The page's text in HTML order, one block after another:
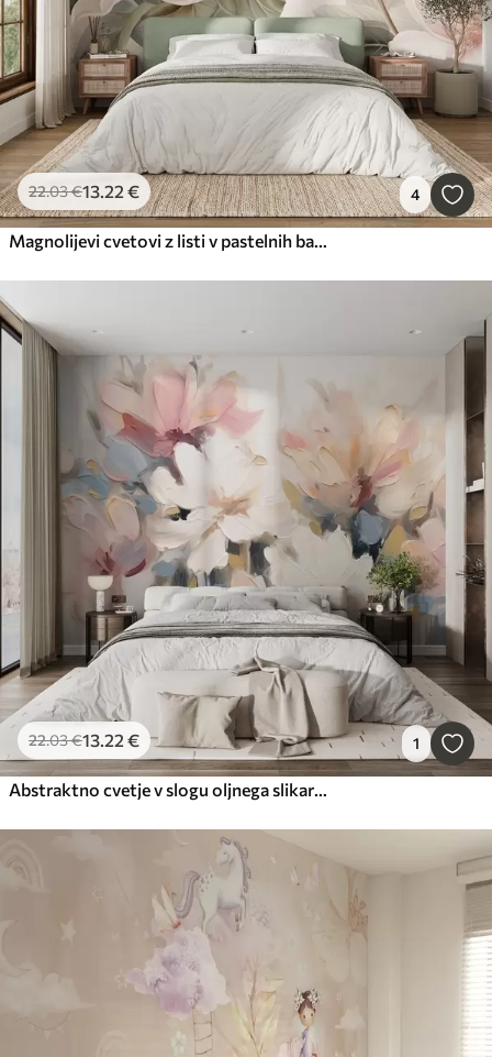
22.03€13.22 € 4
Magnolijevi cvetovi z listi v pastelnih barvah, beli, rožnati in zeleni, mehki, nežni, v akvarelnem slogu
22.03€13.22 € 1
Abstraktno cvetje v slogu oljnega slikarstva v mehkih tonih